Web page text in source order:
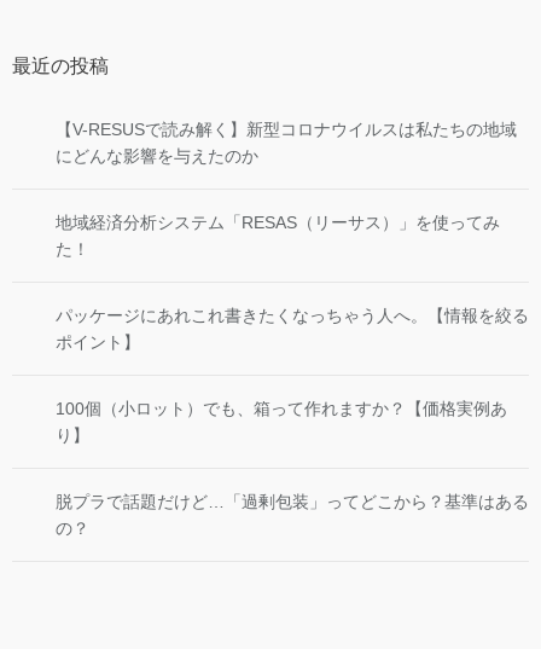
最近の投稿
【V-RESUSで読み解く】新型コロナウイルスは私たちの地域
にどんな影響を与えたのか
地域経済分析システム「RESAS（リーサス）」を使ってみ
た！
パッケージにあれこれ書きたくなっちゃう人へ。【情報を絞る
ポイント】
100個（小ロット）でも、箱って作れますか？【価格実例あ
り】
脱プラで話題だけど…「過剰包装」ってどこから？基準はある
の？